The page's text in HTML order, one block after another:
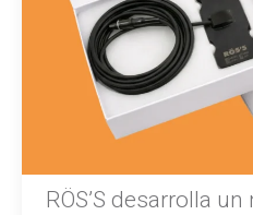
RÖS’S desarrolla